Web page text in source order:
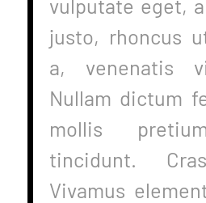
justo, rhoncus
a, venenatis
Nullam dictum
mollis
tincidunt.
Vivamus